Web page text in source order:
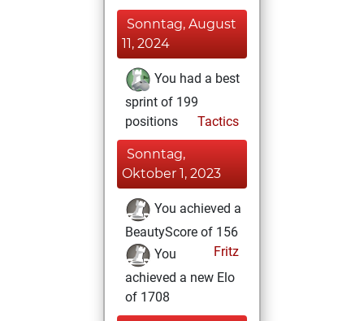
Sonntag, August
11, 2024
You had a best
sprint of 199
positions
Tactics
Sonntag,
Oktober 1, 2023
You achieved a
BeautyScore of 156
Fritz
You
achieved a new Elo
of 1708